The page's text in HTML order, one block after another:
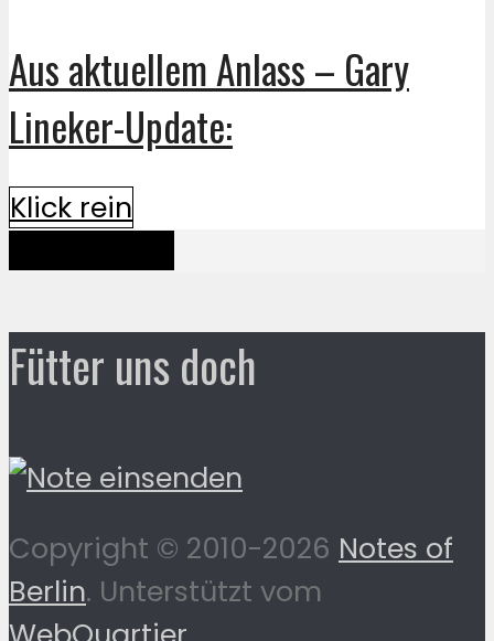
Aus aktuellem Anlass – Gary
Lineker-Update:
Klick rein
Fütter uns doch
Copyright © 2010-2026 Notes of
Berlin. Unterstützt vom